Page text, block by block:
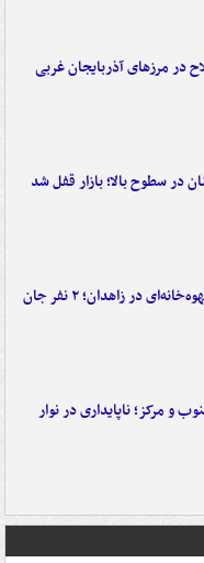
در سطوح بالا؛ بازار قفل شد
حمله مسلحانه به قهوه‌خانه‌ای در زاهدان؛ ۲ نفر جان
و مرکز؛ ناپایداری در نوار